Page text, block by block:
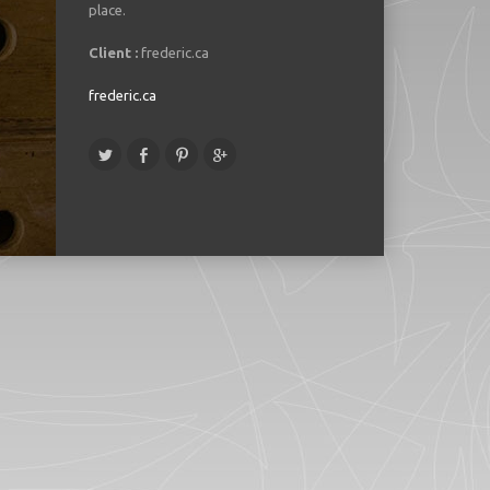
place.
Client : frederic.ca
frederic.ca